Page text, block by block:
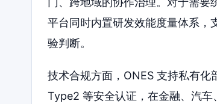
平台同时内置研发效能度量体系，
验判断。
技术合规方面，ONES 支持私有
Type2 等安全认证，在金融、汽车